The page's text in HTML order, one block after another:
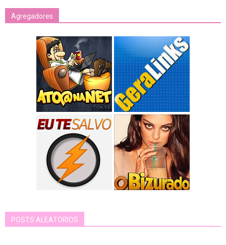
Agregadores
POSTS ALEATÓRIOS